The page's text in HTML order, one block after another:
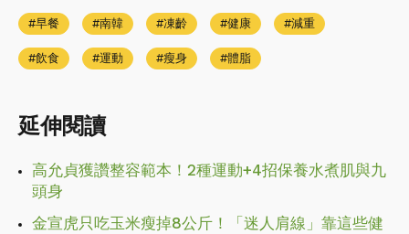
早餐 南韓 凍齡 健康 減重
飲食 運動 瘦身 體脂
延伸閱讀
高允貞獲讚整容範本！2種運動+4招保養水煮肌與九
頭身
金宣虎只吃玉米瘦掉8公斤！「迷人肩線」靠這些健